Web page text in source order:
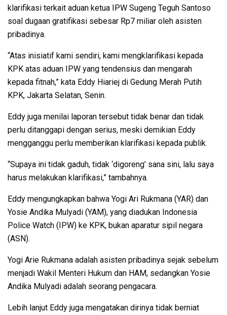
klarifikasi terkait aduan ketua IPW Sugeng Teguh Santoso
soal dugaan gratifikasi sebesar Rp7 miliar oleh asisten
pribadinya.
“Atas inisiatif kami sendiri, kami mengklarifikasi kepada
KPK atas aduan IPW yang tendensius dan mengarah
kepada fitnah,” kata Eddy Hiariej di Gedung Merah Putih
KPK, Jakarta Selatan, Senin.
Eddy juga menilai laporan tersebut tidak benar dan tidak
perlu ditanggapi dengan serius, meski demikian Eddy
mengganggu perlu memberikan klarifikasi kepada publik.
“Supaya ini tidak gaduh, tidak ‘digoreng’ sana sini, lalu saya
harus melakukan klarifikasi,” tambahnya.
Eddy mengungkapkan bahwa Yogi Ari Rukmana (YAR) dan
Yosie Andika Mulyadi (YAM), yang diadukan Indonesia
Police Watch (IPW) ke KPK, bukan aparatur sipil negara
(ASN).
Yogi Arie Rukmana adalah asisten pribadinya sejak sebelum
menjadi Wakil Menteri Hukum dan HAM, sedangkan Yosie
Andika Mulyadi adalah seorang pengacara.
Lebih lanjut Eddy juga mengatakan dirinya tidak berniat